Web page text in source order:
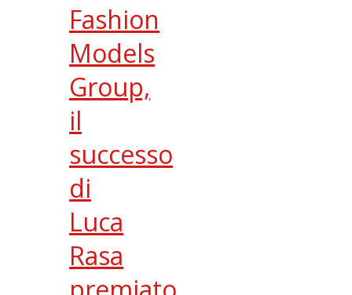
Fashion
Models
Group,
il
successo
di
Luca
Rasa